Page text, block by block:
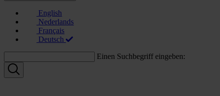
English
Nederlands
Français
Deutsch
Einen Suchbegriff eingeben: